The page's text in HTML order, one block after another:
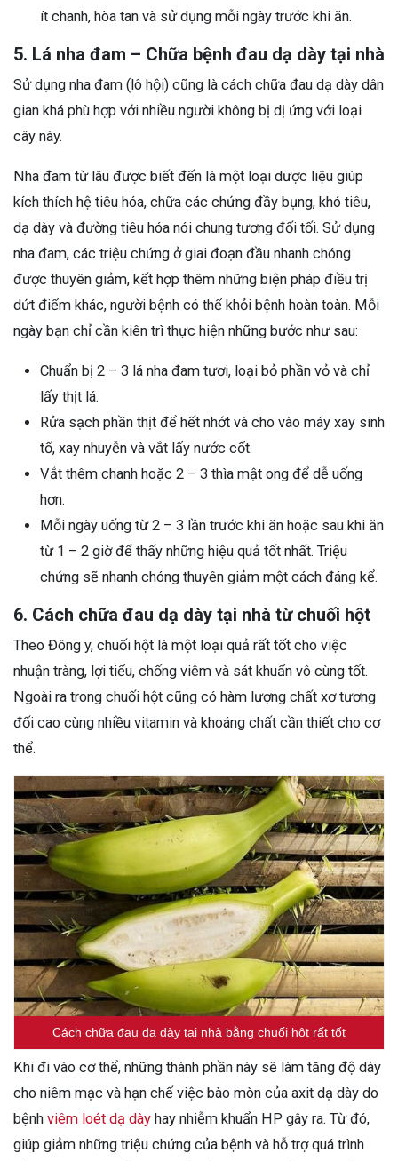
ít chanh, hòa tan và sử dụng mỗi ngày trước khi ăn.
5. Lá nha đam – Chữa bệnh đau dạ dày tại nhà
Sử dụng nha đam (lô hội) cũng là cách chữa đau dạ dày dân
gian khá phù hợp với nhiều người không bị dị ứng với loại
cây này.
Nha đam từ lâu được biết đến là một loại dược liệu giúp
kích thích hệ tiêu hóa, chữa các chứng đầy bụng, khó tiêu,
dạ dày và đường tiêu hóa nói chung tương đối tối. Sử dụng
nha đam, các triệu chứng ở giai đoạn đầu nhanh chóng
được thuyên giảm, kết hợp thêm những biện pháp điều trị
dứt điểm khác, người bệnh có thể khỏi bệnh hoàn toàn. Mỗi
ngày bạn chỉ cần kiên trì thực hiện những bước như sau:
Chuẩn bị 2 – 3 lá nha đam tươi, loại bỏ phần vỏ và chỉ
lấy thịt lá.
Rửa sạch phần thịt để hết nhớt và cho vào máy xay sinh
tố, xay nhuyễn và vắt lấy nước cốt.
Vắt thêm chanh hoặc 2 – 3 thìa mật ong để dễ uống
hơn.
Mỗi ngày uống từ 2 – 3 lần trước khi ăn hoặc sau khi ăn
từ 1 – 2 giờ để thấy những hiệu quả tốt nhất. Triệu
chứng sẽ nhanh chóng thuyên giảm một cách đáng kể.
6. Cách chữa đau dạ dày tại nhà từ chuối hột
Theo Đông y, chuối hột là một loại quả rất tốt cho việc
nhuận tràng, lợi tiểu, chống viêm và sát khuẩn vô cùng tốt.
Ngoài ra trong chuối hột cũng có hàm lượng chất xơ tương
đối cao cùng nhiều vitamin và khoáng chất cần thiết cho cơ
thể.
Cách chữa đau dạ dày tại nhà bằng chuối hột rất tốt
Khi đi vào cơ thể, những thành phần này sẽ làm tăng độ dày
cho niêm mạc và hạn chế việc bào mòn của axit dạ dày do
bệnh viêm loét dạ dày hay nhiễm khuẩn HP gây ra. Từ đó,
giúp giảm những triệu chứng của bệnh và hỗ trợ quá trình